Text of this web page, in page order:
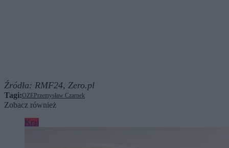
Źródła: RMF24, Zero.pl
Tagi:OZE Przemysław Czarnek
Zobacz również
Kraj